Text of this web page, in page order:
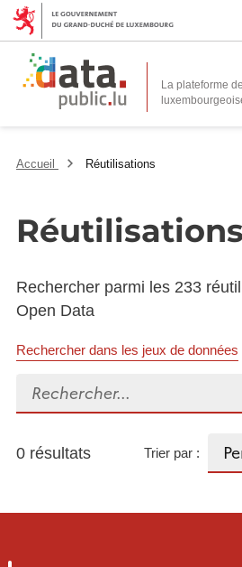
La plateforme
Accueil Réutilisations
Réutilisations
Rechercher parmi les 233
Open Data
Rechercher dans les jeux de données
Rechercher...
0 résultats Trier par :